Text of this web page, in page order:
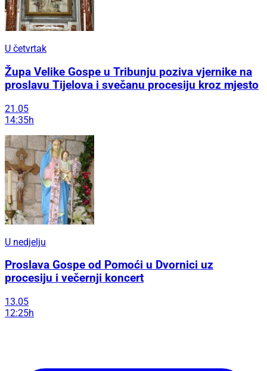
U četvrtak
Župa Velike Gospe u Tribunju poziva vjernike na
proslavu Tijelova i svečanu procesiju kroz mjesto
21.05
14:35h
U nedjelju
Proslava Gospe od Pomoći u Dvornici uz
procesiju i večernji koncert
13.05
12:25h